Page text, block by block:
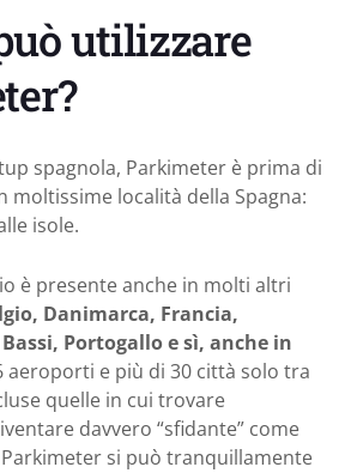
utilizzare
spagnola, Parkimeter è prima di
località della Spagna:
isole.
è presente anche in molti altri
Danimarca, Francia,
Portogallo e sì, anche in
aeroporti e più di 30 città solo tra
quelle in cui trovare
davvero “sfidante” come
Parkimeter si può tranquillamente